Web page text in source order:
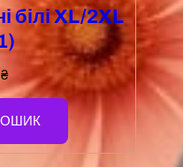
білі XL/2XL
₴